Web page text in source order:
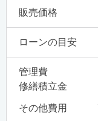
販売価格
ローンの目安
管理費
修繕積立金
その他費用